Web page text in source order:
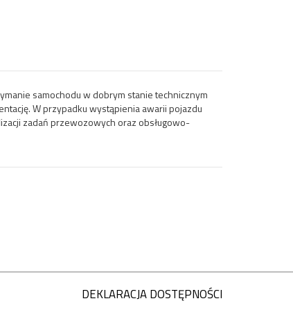
samochodu w dobrym stanie technicznym
W przypadku wystąpienia awarii pojazdu
zadań przewozowych oraz obsługowo-
DEKLARACJA DOSTĘPNOŚCI